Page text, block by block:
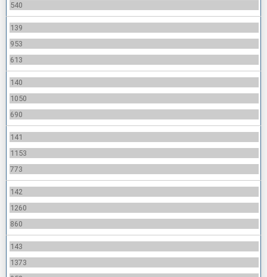
540
139
953
613
140
1050
690
141
1153
773
142
1260
860
143
1373